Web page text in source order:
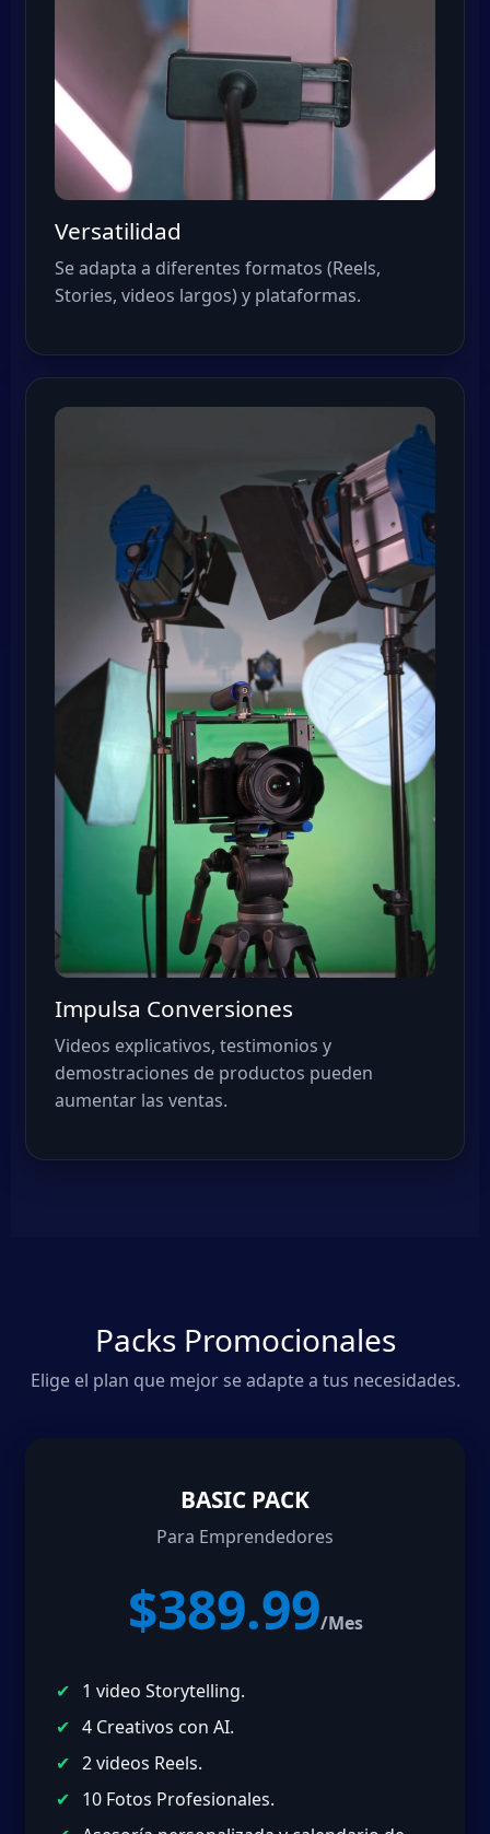
Versatilidad
Se adapta a diferentes formatos (Reels,
Stories, videos largos) y plataformas.
Impulsa Conversiones
Videos explicativos, testimonios y
demostraciones de productos pueden
aumentar las ventas.
Packs Promocionales
Elige el plan que mejor se adapte a tus necesidades.
BASIC PACK
Para Emprendedores
$389.99/Mes
1 video Storytelling.
4 Creativos con AI.
2 videos Reels.
10 Fotos Profesionales.